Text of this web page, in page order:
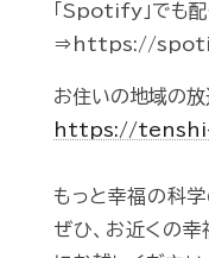
「Spotify」でも配
⇒https://
お住いの地域の
https://
もっと幸福の科
ぜひ、お近くの